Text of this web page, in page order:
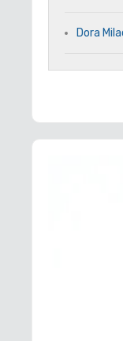
Dora